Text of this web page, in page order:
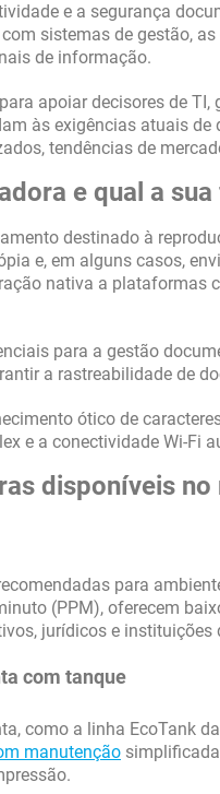
e a segurança
sistemas de gestão,
de informação.
apoiar decisores de
às exigências atuais
tendências de
e qual a
destinado à
e, em alguns casos,
nativa a plataformas
para a gestão
a rastreabilidade de
ótico de
e a conectividade Wi-Fi
disponíveis no
para
(PPM), oferecem
jurídicos e instituições
com tanque
como a linha EcoTank
manutenção